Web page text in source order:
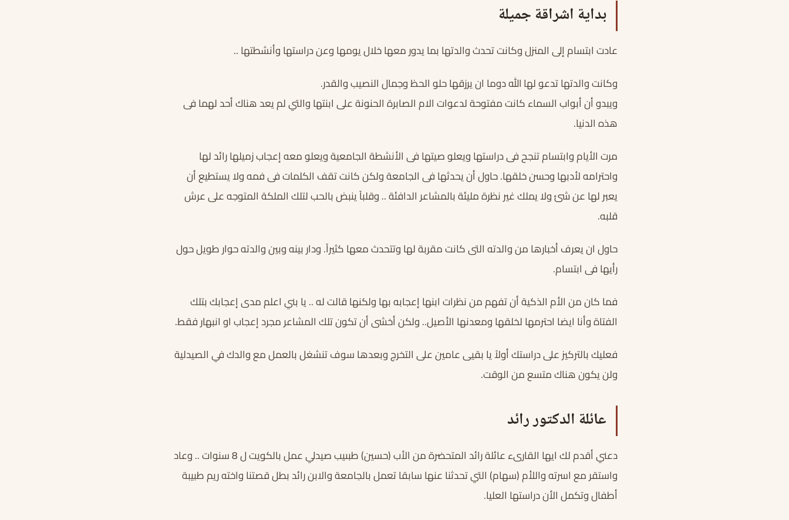
بداية اشراقة جميلة
عادت ابتسام إلى المنزل وكانت تحدث والدتها بما يدور معها خلال يومها وعن دراستها وأنشطتها ..
وكانت والدتها تدعو لها الله دوما ان يرزقها حلو الحظ وجمال النصيب والقدر.
ويبدو أن أبواب السماء كانت مفتوحة لدعوات الام الصابرة الحنونة على ابنتها والتي لم يعد هناك أحد لهما فى
هذه الدنيا.
مرت الأيام وابتسام تنجح فى دراستها ويعلو صيتها فى الأنشطة الجامعية ويعلو معه إعجاب زميلها رائد لها
واحترامه لأدبها وحسن خلقها. حاول أن يحدثها فى الجامعة ولكن كانت تقف الكلمات فى فمه ولا يستطيع أن
يعبر لها عن شئ ولا يملك غير نظرة مليئة بالمشاعر الدافئة .. وقلباً ينبض بالحب لتلك الملكة المتوجه على عرش
قلبه.
حاول ان يعرف أخبارها من والدته التى كانت مقربة لها وتتحدث معها كثيراً. ودار بينه وبين والدته حوار طويل حول
رأيها فى ابتسام.
فما كان من الأم الذكية أن تفهم من نظرات ابنها إعجابه بها ولكنها قالت له .. يا بني اعلم مدى إعجابك بتلك
الفتاة وأنا ايضا احترمها لخلقها ومعدنها الأصيل.. ولكن أخشى أن تكون تلك المشاعر مجرد إعجاب او انبهار فقط.
فعليك بالتركيز على دراستك أولاً يا بقيى عامين على التخرج وبعدها سوف تنشغل بالعمل مع والدك في الصيدلية
ولن يكون هناك متسع من الوقت.
عائلة الدكتور رائد
دعني أقدم لك ايها القارىء عائلة رائد المتحضرة من الأب (حسين) طبىيب صيدلي عمل بالكويت ل 8 سنوات .. وعاد
واستقر مع اسرته واللأم (سهام) التي تحدثنا عنها سابقا تعمل بالجامعة والابن رائد بطل قصتنا واخته ريم طبيبة
أطفال وتكمل الأن دراستها العليا.